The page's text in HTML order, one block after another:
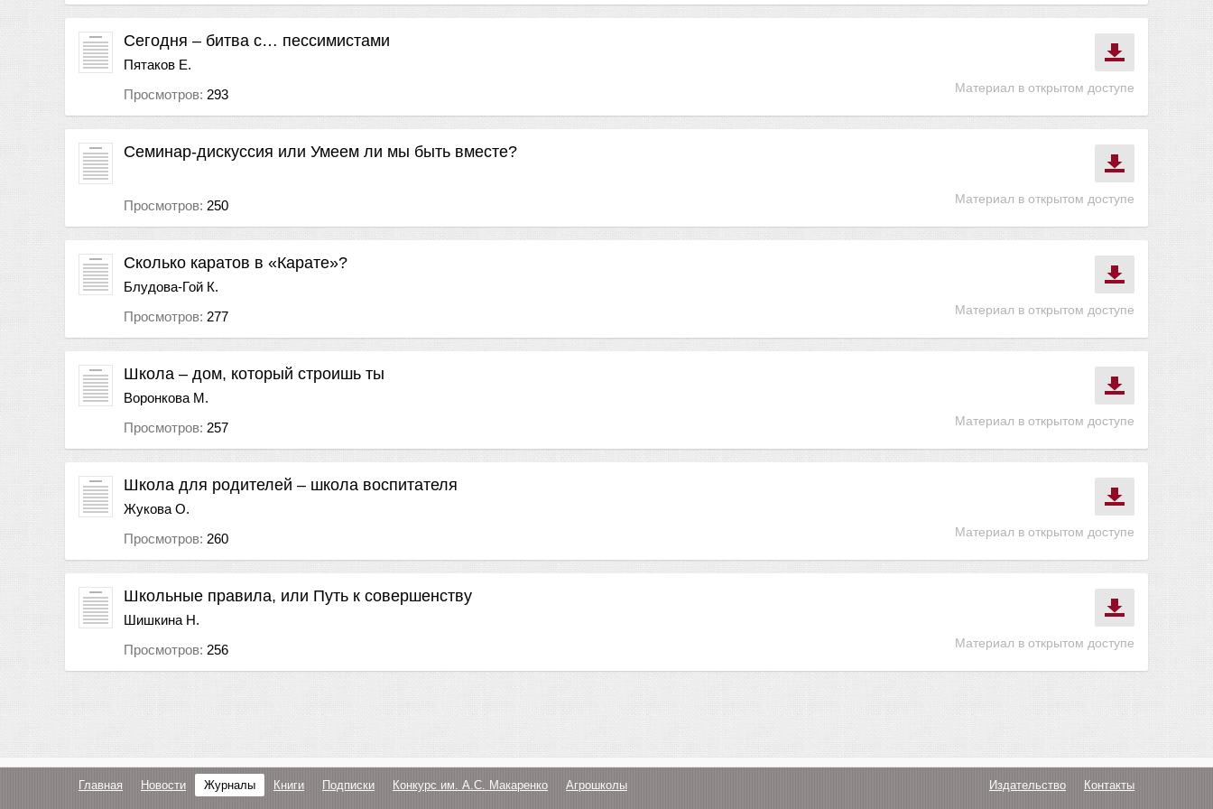
Материал в открытом доступе
Сегодня – битва с… пессимистами
Пятаков Е.
Просмотров: 293
Материал в открытом доступе
Семинар-дискуссия или Умеем ли мы быть вместе?
Просмотров: 250
Материал в открытом доступе
Сколько каратов в «Карате»?
Блудова-Гой К.
Просмотров: 277
Материал в открытом доступе
Школа – дом, который строишь ты
Воронкова М.
Просмотров: 257
Материал в открытом доступе
Школа для родителей – школа воспитателя
Жукова О.
Просмотров: 260
Материал в открытом доступе
Школьные правила, или Путь к совершенству
Шишкина Н.
Просмотров: 256
Главная Новости Журналы Книги Подписки Конкурс им. А.С. Макаренко Агрошколы Издательство Контакты